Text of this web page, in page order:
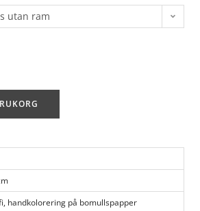
utan ram
handkolorering på bomullspapper